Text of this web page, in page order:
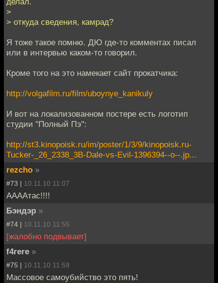
>
> откуда сведения, камрад?
Я тоже такое помню. ДЮ где-то комментах писал
или в интервью каком-то говорил.
Кроме того на это намекает сайт прокатчика:
http://volgafilm.ru/film/uboynye_kanikuly
И вот на локализованном постере есть логотип
студии "Полный Пэ":
http://st3.kinopoisk.ru/im/poster/1/3/9/kinopoisk.ru-
Tucker-_26_2338_3B-Dale-vs-Evil-1396394--o--.jp...
rezcho »
#73 | 10.11.10 11:07
ААААтас!!!!
Бэндэр »
#74 | 10.11.10 11:55
[жалобно подвывает]
f4rere »
#75 | 10.11.10 11:59
Массовое самоубийство это пять!